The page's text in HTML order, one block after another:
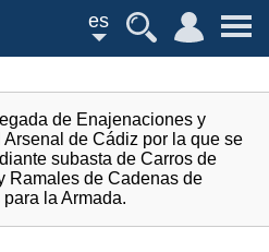
es
de Enajenaciones y
de Cádiz por la que se
subasta de Carros de
Ramales de Cadenas de
la Armada.